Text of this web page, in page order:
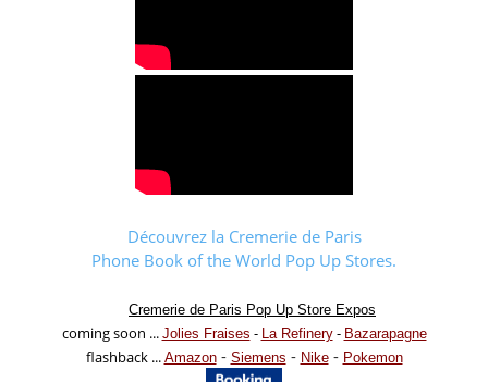
Découvrez la Cremerie de Paris
Phone Book of the World Pop Up Stores.
Cremerie de Paris Pop Up Store Expos
coming soon ... Jolies Fraises - La Refinery- Bazarapagne
flashback ... Amazon- Siemens - Nike- Pokemon